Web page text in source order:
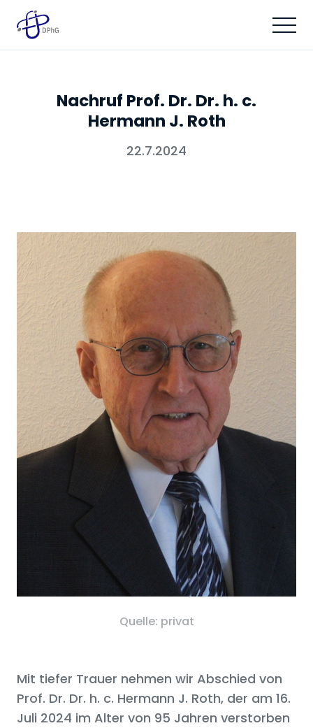
Nachruf Prof. Dr. Dr. h. c.
Hermann J. Roth
22.7.2024
Quelle: privat
Mit tiefer Trauer nehmen wir Abschied von
Prof. Dr. Dr. h. c. Hermann J. Roth, der am 16.
Juli 2024 im Alter von 95 Jahren verstorben